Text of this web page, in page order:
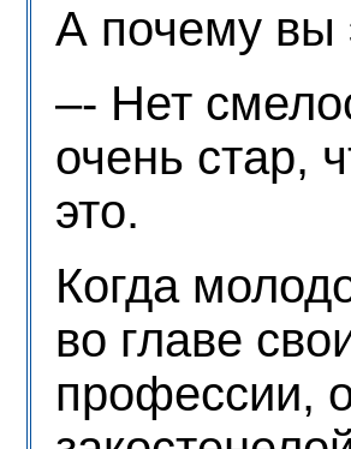
А почему вы
–- Нет
очень стар,
это.
Когда
во главе
профессии,